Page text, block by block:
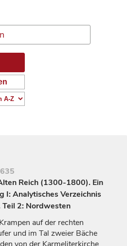
Reich (1300-1800). Ein
I: Analytisches Verzeichnis
2: Nordwesten
auf der rechten
und im Tal zweier Bäche